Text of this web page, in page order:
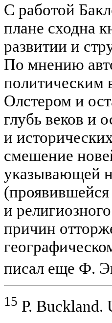
С работой
плане сходна
развитии и
По мнению
политическим
Олстером и
глубь веков и
и
смешение
указывающей
и
причин
писал еще Ф.
15 P.